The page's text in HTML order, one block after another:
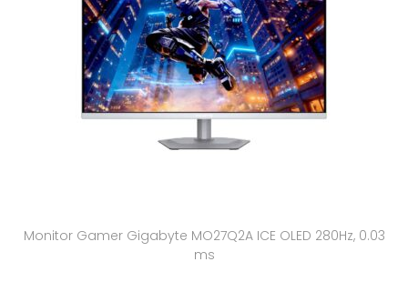
Monitor Gamer Gigabyte MO27Q2A ICE OLED 280Hz, 0.03
ms